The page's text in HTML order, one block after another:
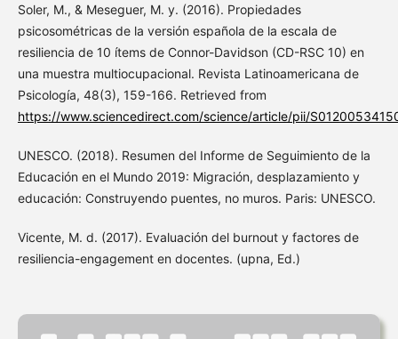
Soler, M., & Meseguer, M. y. (2016). Propiedades
psicosométricas de la versión española de la escala de
resiliencia de 10 ítems de Connor-Davidson (CD-RSC 10) en
una muestra multiocupacional. Revista Latinoamericana de
Psicología, 48(3), 159-166. Retrieved from
https://www.sciencedirect.com/science/article/pii/
UNESCO. (2018). Resumen del Informe de Seguimiento de la
Educación en el Mundo 2019: Migración, desplazamiento y
educación: Construyendo puentes, no muros. Paris: UNESCO.
Vicente, M. d. (2017). Evaluación del burnout y factores de
resiliencia-engagement en docentes. (upna, Ed.)